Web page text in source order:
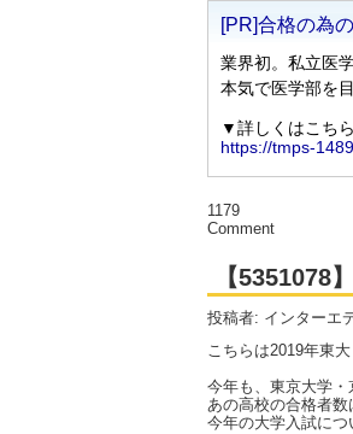
1179
Comment
【5351078
投稿者: インターエ
こちらは2019年東
今年も、東京大学・
あの高校の合格者
今年の大学入試につ